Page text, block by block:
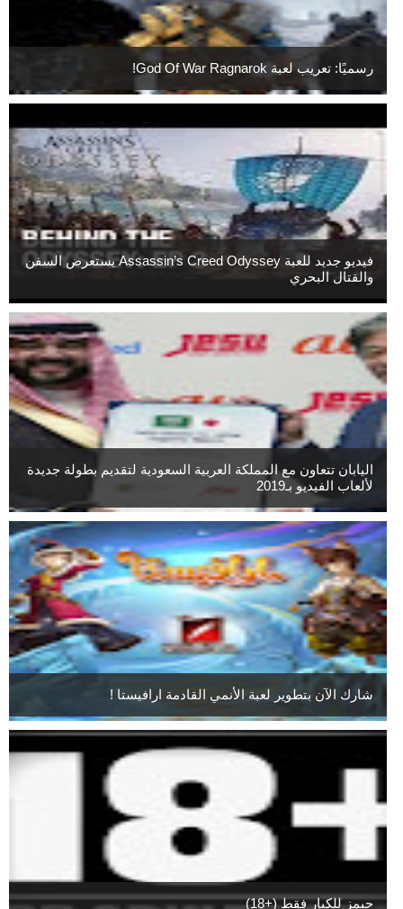
رسميًا: تعريب لعبة God Of War Ragnarok!
فيديو جديد للعبة Assassin’s Creed Odyssey يستعرض السفن
والقتال البحري
اليابان تتعاون مع المملكة العربية السعودية لتقديم بطولة جديدة
لألعاب الفيديو بـ2019
شارك الآن بتطوير لعبة الأنمي القادمة ارافيستا !
جيمز للكبار فقط (+18)